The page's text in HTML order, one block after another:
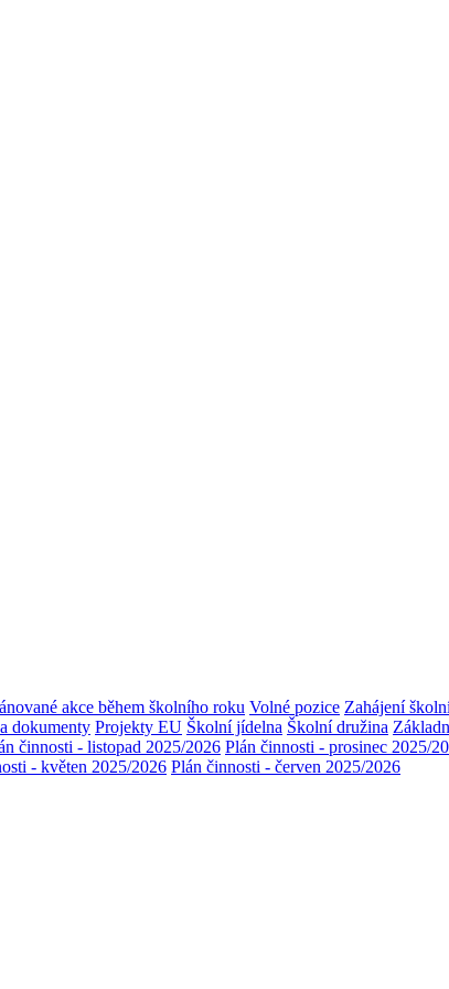
akce během školního roku Volné pozice Zahájení
dokumenty Projekty EU Školní jídelna Školní družina
činnosti - listopad 2025/2026 Plán činnosti - prosinec 2025/
- květen 2025/2026 Plán činnosti - červen 2025/2026